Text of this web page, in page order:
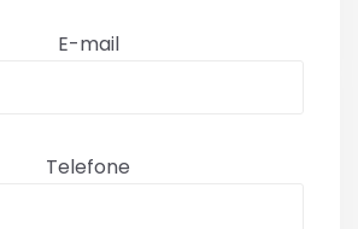
E-mail
Telefone